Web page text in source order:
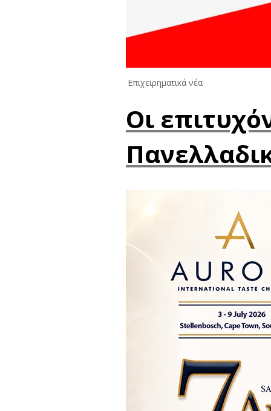
Επιχειρηματικά νέα
Οι